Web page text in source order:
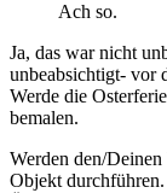
Ach so.
Ja, das war nicht
unbeabsichtigt- vor
Werde die
bemalen.
Werden den/
Objekt durchführen.